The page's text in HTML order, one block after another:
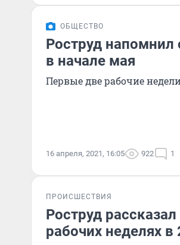
ОБЩЕСТВО
Роструд напомнил
в начале мая
Первые две рабочие
16 апреля, 2021, 16:05 922 1
ПРОИСШЕСТВИЯ
Роструд
рабочих неделях в